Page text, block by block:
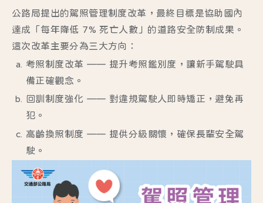
公路局提出的駕照管理制度改革，最終目標是協助國內
達成「每年降低 7% 死亡人數」的道路安全防制成果。
這次改革主要分為三大方向：
考照制度改革 —— 提升考照鑑別度，讓新手駕駛具
備正確觀念。
回訓制度強化 —— 對違規駕駛人即時矯正，避免再
犯。
高齡換照制度 —— 提供分級關懷，確保長輩安全駕
駛。